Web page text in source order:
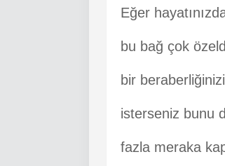
Eğer
bu bağ çok
bir
isterseniz bunu
fazla meraka